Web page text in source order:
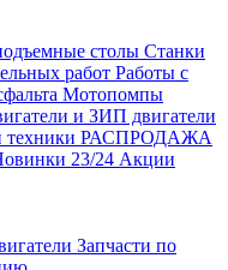
столы Станки
работ Работы с
Мотопомпы
и ЗИП двигатели
техники РАСПРОДАЖА
23/24 Акции
Запчасти по